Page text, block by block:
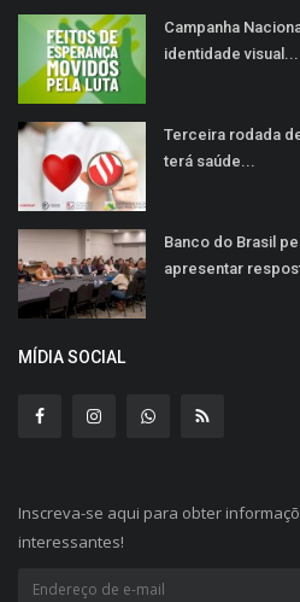
Campanha
identidade visual...
Terceira rodada
terá saúde...
Banco do Brasil
apresentar
MÍDIA SOCIAL
Inscreva-se aqui para obter
interessantes!